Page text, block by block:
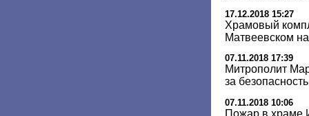
17.12.2018 15:27
Храмовый
Матвеевском
07.11.2018 17:39
Митрополит
за
07.11.2018 10:06
Пожар в храме